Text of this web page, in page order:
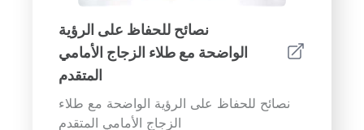
نصائح للحفاظ على الرؤية
الواضحة مع طلاء الزجاج الأمامي
المتقدم
نصائح للحفاظ على الرؤية الواضحة مع طلاء
الزجاج الأمامي المتقدم